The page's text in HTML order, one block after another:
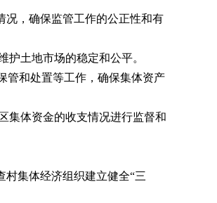
，确保监管工作的公正性和有
土地市场的稳定和公平。
和处置等工作，确保集体资产
体资金的收支情况进行监督和
集体经济组织建立健全“三